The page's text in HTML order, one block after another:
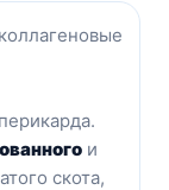
и
скота,